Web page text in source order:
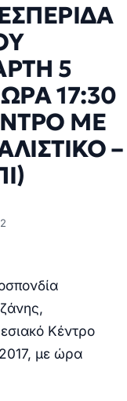
5
17:30
ΜΕ
–
Κέντρο
με ώρα